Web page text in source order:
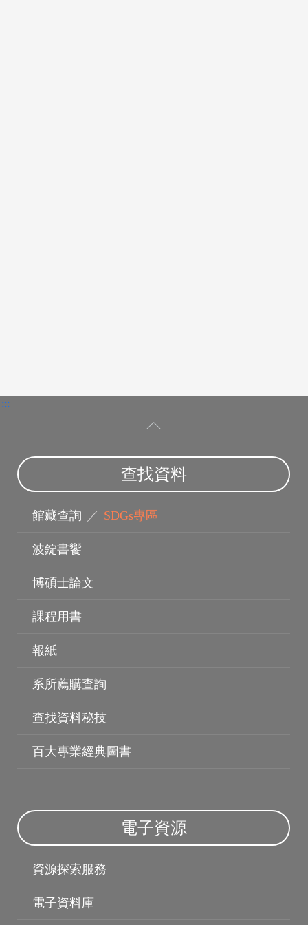
:::
查找資料
館藏查詢 ／ SDGs專區
波錠書饗
博碩士論文
課程用書
報紙
系所薦購查詢
查找資料秘技
百大專業經典圖書
電子資源
資源探索服務
電子資料庫